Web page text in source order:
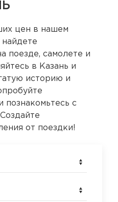
цен в нашем
найдете
поезде, самолете и
в Казань и
историю и
познакомьтесь с
от поездки!